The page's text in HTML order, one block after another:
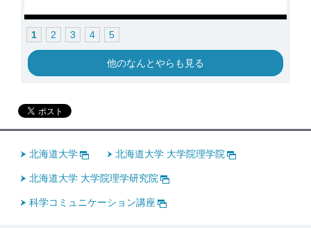
1 2 3 4 5
他のなんとやらも見る
北海道大学 北海道大学 大学院理学院
北海道大学 大学院理学研究院
科学コミュニケーション講座